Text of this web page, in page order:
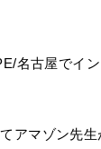
名古屋でイ
アマゾン先